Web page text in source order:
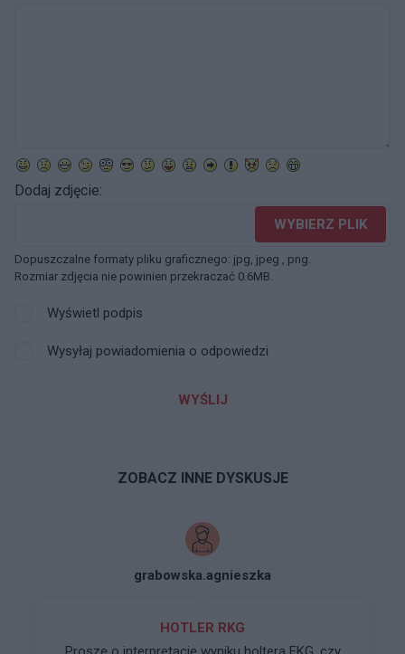
Dodaj zdjęcie:
WYBIERZ PLIK
Dopuszczalne formaty pliku graficznego: jpg, jpeg , png.
Rozmiar zdjęcia nie powinien przekraczać 0.6MB.
Wyświetl podpis
Wysyłaj powiadomienia o odpowiedzi
WYŚLIJ
ZOBACZ INNE DYSKUSJE
grabowska.agnieszka
HOTLER RKG